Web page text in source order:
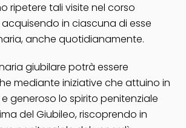
ripetere tali visite nel corso
acquisendo in ciascuna di esse
anche quotidianamente.
giubilare potrà essere
mediante iniziative che attuino in
generoso lo spirito penitenziale
del Giubileo, riscoprendo in